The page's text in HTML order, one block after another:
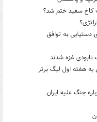
کاخ سفید ختم شد؟
دستیابی به توافق
نابودی غزه شدند
هفته اول لیگ برتر
جنگ علیه ایران